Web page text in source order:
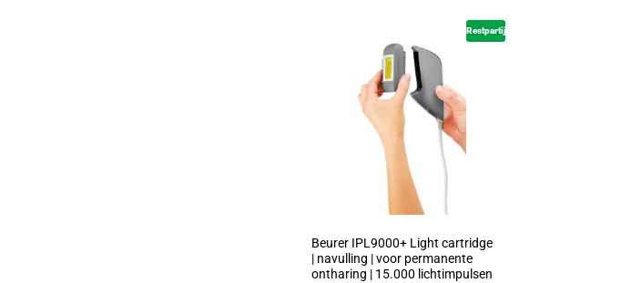
Restpartij
Beurer IPL9000+ Light cartridge
| navulling | voor permanente
ontharing | 15.000 lichtimpulsen